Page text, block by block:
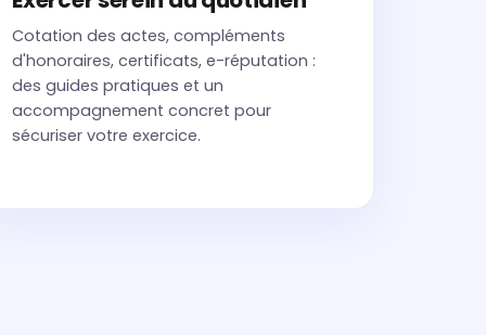
Cotation des actes, compléments
d'honoraires, certificats, e-réputation :
des guides pratiques et un
accompagnement concret pour
sécuriser votre exercice.